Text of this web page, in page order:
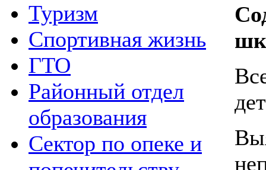
Туризм
Спортивная жизнь
ГТО
Районный отдел
образования
Сектор по опеке и